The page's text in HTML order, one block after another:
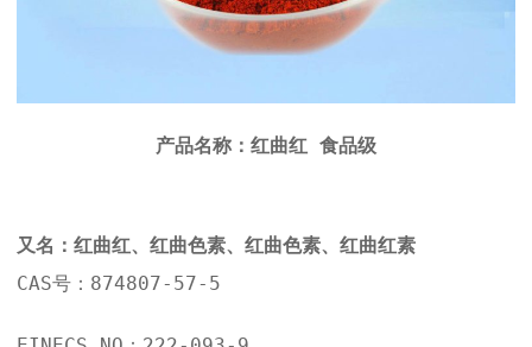
产品名称：红曲红 食品级
又名：红曲红、红曲色素、红曲色素、红曲红素
CAS号：874807-57-5